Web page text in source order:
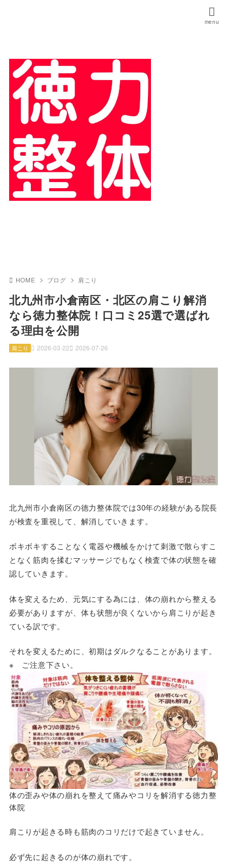
HOME ブログ 肩こり
北九州市小倉南区・北区の肩こり解消
なら徳力整体院！口コミ25選で選ばれ
る理由を公開
2026-03-22 2026-07-26
肩こり
北九州市小倉南区の徳力整体院では30年の経験がある院長
が検査を重視して、解消していきます。
ボキボキすることなく電器や機械をかけて刺激で散らすこ
となく筋肉を揉むマッサージでもなく検査で体の状態を確
認していきます。
体を変えるため、元気にする為には、体の崩れから整える
必要がありますが、体も状態が良くないから肩こりが起き
ている訳です。
それを変えるために、初期はダルクなることがあります。
※ ご注意下さい。
体の歪みや体の崩れを整えて痛みやコリを解消する徳力整
体院
肩こりが起きる時も筋肉のコリだけで起きていません。
必ず先に起きるのが体の崩れです。